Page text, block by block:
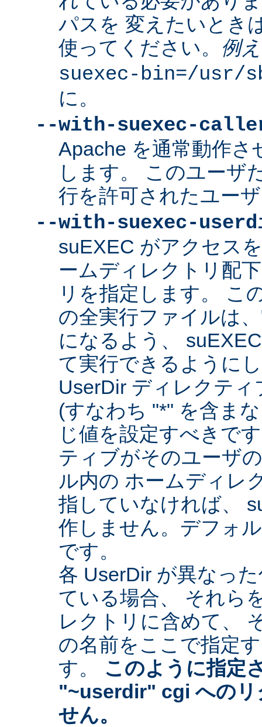
パスを 変えたいとき
使ってください。 例
suexec-bin=/usr/
に。
--with-suexec-
Apache を通常動作さ
します。 このユーザ
行を許可されたユー
--with-suexec-
suEXEC がアクセス
ームディレクトリ配
リを指定します。 こ
の全実行ファイルは
になるよう、
て実行できるように
UserDir ディレクテ
(すなわち "*" を含ま
じ値を設定すべきで
ティブがそのユーザ
ル内の ホームディレ
指していなければ、
作しません。デフォ
です。
各 UserDir が異なっ
ている場合、 それら
レクトリに含めて、
の名前をここで指定
す。 このように指定
"~userdir" cgi へのリ
せん。